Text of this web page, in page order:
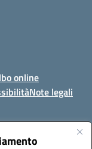
online
Note legali